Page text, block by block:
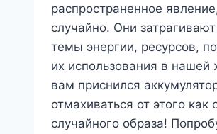
распространенное
случайно. Они затрагивают
темы энергии, ресурсов,
их использования в нашей
вам приснился
отмахиваться от этого как
случайного образа!